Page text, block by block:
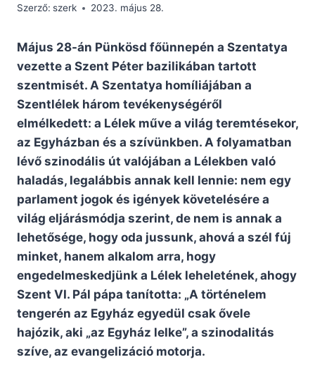
Szerző: szerk 2023. május 28.
Május 28-án Pünkösd főünnepén a Szentatya
vezette a Szent Péter bazilikában tartott
szentmisét. A Szentatya homíliájában a
Szentlélek három tevékenységéről
elmélkedett: a Lélek műve a világ teremtésekor,
az Egyházban és a szívünkben. A folyamatban
lévő szinodális út valójában a Lélekben való
haladás, legalábbis annak kell lennie: nem egy
parlament jogok és igények követelésére a
világ eljárásmódja szerint, de nem is annak a
lehetősége, hogy oda jussunk, ahová a szél fúj
minket, hanem alkalom arra, hogy
engedelmeskedjünk a Lélek leheletének, ahogy
Szent VI. Pál pápa tanította: „A történelem
tengerén az Egyház egyedül csak ővele
hajózik, aki „az Egyház lelke”, a szinodalitás
szíve, az evangelizáció motorja.